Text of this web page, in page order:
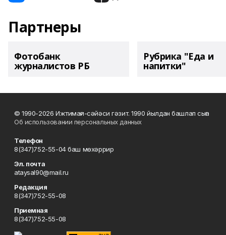
Партнеры
Фотобанк
журналистов РБ
Рубрика "Еда и
напитки"
© 1990-2026 Ижтимағи-сәйәси гәзит. 1990 йылдан башлап сыға
Об использовании персональных данных
Телефон
8(347)752-55-04 баш мөхәррир
Эл. почта
ataysal90@mail.ru
Редакция
8(347)752-55-08
Приемная
8(347)752-55-08